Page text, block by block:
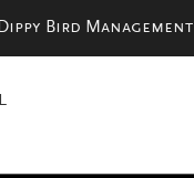
Dippy Bird Management